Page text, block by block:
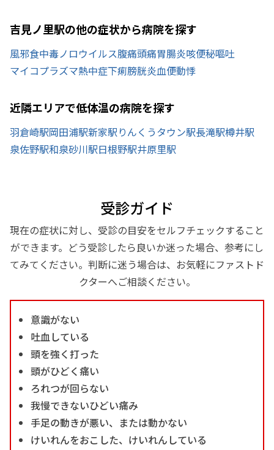
吉見ノ里駅の他の症状から病院を探す
風邪食中毒ノロウイルス腹痛頭痛胃腸炎咳便秘嘔吐
マイコプラズマ熱中症下痢膀胱炎血便動悸
近隣エリアで低体温の病院を探す
羽倉崎駅岡田浦駅新家駅りんくうタウン駅長滝駅樽井駅
泉佐野駅和泉砂川駅日根野駅井原里駅
受診ガイド
現在の症状に対し、受診の目安をセルフチェックすること
ができます。どう受診したら良いか迷った場合、参考にし
てみてください。判断に迷う場合は、お気軽にファストド
クターへご相談ください。
意識がない
吐血している
頭を強く打った
頭がひどく痛い
ろれつが回らない
我慢できないひどい痛み
手足の動きが悪い、または動かない
けいれんをおこした、けいれんしている